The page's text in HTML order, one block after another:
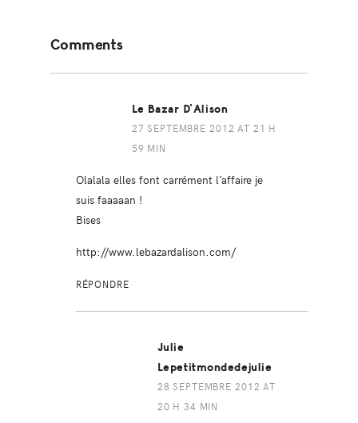
Interactions
Comments
Le Bazar D'Alison
27 SEPTEMBRE 2012 AT 21 H
59 MIN
Olalala elles font carrément l’affaire je
suis faaaaan !
Bises
http://www.lebazardalison.com/
RÉPONDRE
Julie
Lepetitmondedejulie
28 SEPTEMBRE 2012 AT
20 H 34 MIN